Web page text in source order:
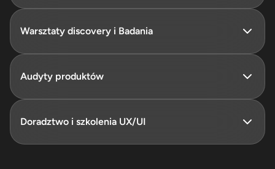
Warsztaty discovery i Badania
Audyty produktów
Doradztwo i szkolenia UX/UI